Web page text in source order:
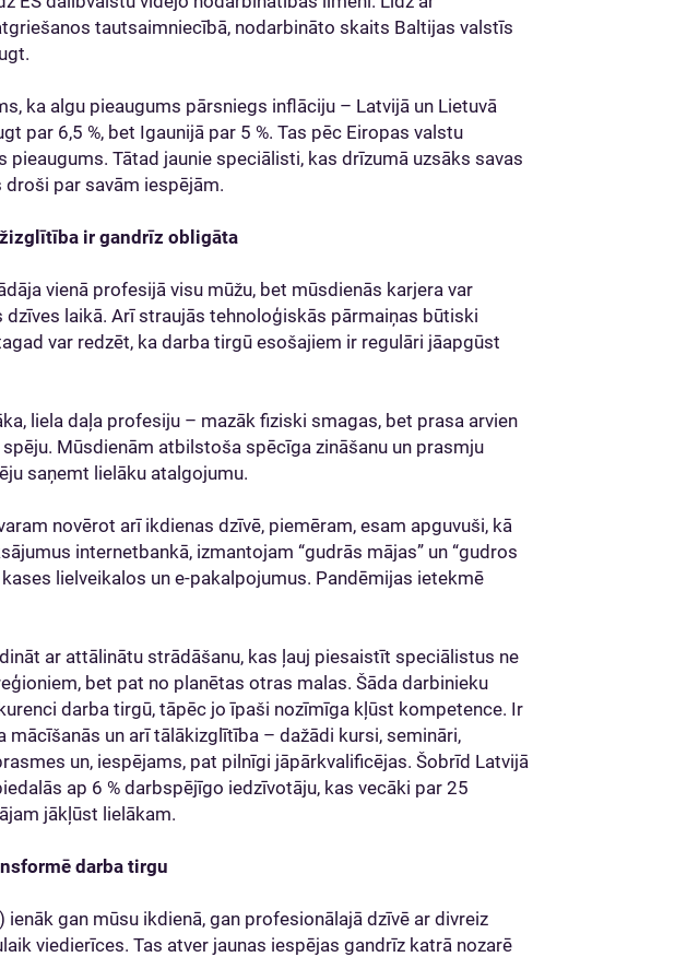
tautsaimniecībā, nodarbināto skaits Baltijas valstīs
ka algu pieaugums pārsniegs inflāciju – Latvijā un Lietuvā
par 6,5 %, bet Igaunijā par 5 %. Tas pēc Eiropas valstu
pieaugums. Tātad jaunie speciālisti, kas drīzumā uzsāks savas
par savām iespējām.
ir gandrīz obligāta
vienā profesijā visu mūžu, bet mūsdienās karjera var
dzīves laikā. Arī straujās tehnoloģiskās pārmaiņas būtiski
var redzēt, ka darba tirgū esošajiem ir regulāri jāapgūst
liela daļa profesiju – mazāk fiziski smagas, bet prasa arvien
Mūsdienām atbilstoša spēcīga zināšanu un prasmju
saņemt lielāku atalgojumu.
novērot arī ikdienas dzīvē, piemēram, esam apguvuši, kā
internetbankā, izmantojam “gudrās mājas” un “gudros
lielveikalos un e-pakalpojumus. Pandēmijas ietekmē
ar attālinātu strādāšanu, kas ļauj piesaistīt speciālistus ne
bet pat no planētas otras malas. Šāda darbinieku
darba tirgū, tāpēc jo īpaši nozīmīga kļūst kompetence. Ir
mācīšanās un arī tālākizglītība – dažādi kursi, semināri,
un, iespējams, pat pilnīgi jāpārkvalificējas. Šobrīd Latvijā
ap 6 % darbspējīgo iedzīvotāju, kas vecāki par 25
jākļūst lielākam.
darba tirgu
gan mūsu ikdienā, gan profesionālajā dzīvē ar divreiz
viedierīces. Tas atver jaunas iespējas gandrīz katrā nozarē